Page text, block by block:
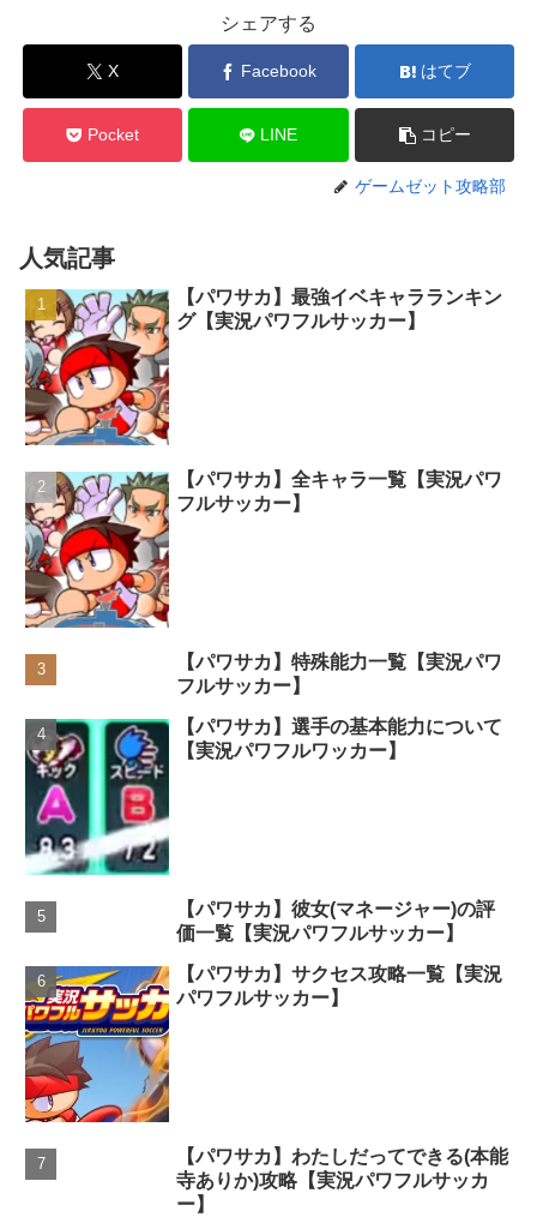
シェアする
X Facebook はてブ
Pocket LINE コピー
ゲームゼット攻略部
人気記事
【パワサカ】最強イベキャラランキン
グ【実況パワフルサッカー】
【パワサカ】全キャラ一覧【実況パワ
フルサッカー】
【パワサカ】特殊能力一覧【実況パワ
フルサッカー】
【パワサカ】選手の基本能力について
【実況パワフルワッカー】
【パワサカ】彼女(マネージャー)の評
価一覧【実況パワフルサッカー】
【パワサカ】サクセス攻略一覧【実況
パワフルサッカー】
【パワサカ】わたしだってできる(本能
寺ありか)攻略【実況パワフルサッカ
ー】